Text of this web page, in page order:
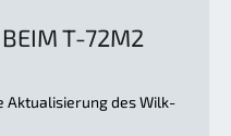
BEIM T-72M2
Aktualisierung des Wilk-